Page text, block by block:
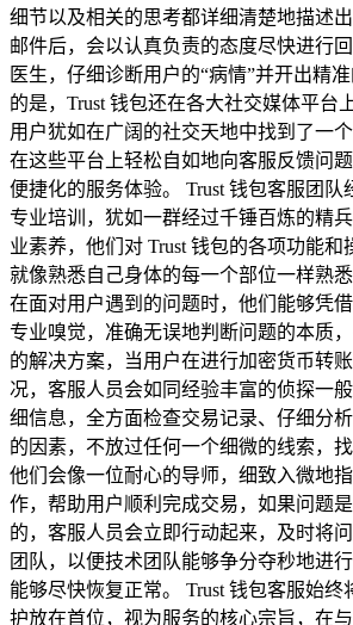
细节以及相关的思考都详细清楚地描述
邮件后，会以认真负责的态度尽快进行
医生，仔细诊断用户的“病情”并开出精
的是，Trust 钱包还在各大社交媒体平台
用户犹如在广阔的社交天地中找到了一
在这些平台上轻松自如地向客服反馈问
便捷化的服务体验。 Trust 钱包客服团队
专业培训，犹如一群经过千锤百炼的精
业素养，他们对 Trust 钱包的各项功能和
就像熟悉自己身体的每一个部位一样熟
在面对用户遇到的问题时，他们能够凭
专业嗅觉，准确无误地判断问题的本质
的解决方案，当用户在进行加密货币转
况，客服人员会如同经验丰富的侦探一
细信息，全方面检查交易记录、仔细分
的因素，不放过任何一个细微的线索，
他们会像一位耐心的导师，细致入微地
作，帮助用户顺利完成交易，如果问题
的，客服人员会立即行动起来，及时将
团队，以便技术团队能够争分夺秒地进
能够尽快恢复正常。 Trust 钱包客服始
护放在首位，视为服务的核心宗旨，在